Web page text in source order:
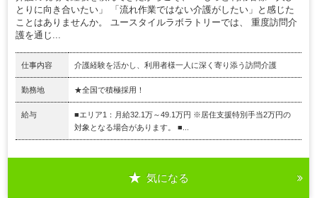
とりに向き合いたい」 「流れ作業ではない介護がしたい」と感じた
ことはありませんか。 ユースタイルラボラトリーでは、 重度訪問介
護を通じ...
仕事内容 介護経験を活かし、利用者様一人に深く寄り添う訪問介護
勤務地 ★全国で積極採用！
給与
■エリア1：月給32.1万～49.1万円 ※居住支援特別手当2万円の
対象となる場合があります。 ■...
気になる